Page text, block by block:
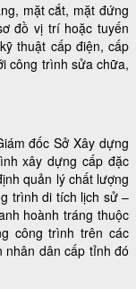
mặt cắt, mặt đứng
đồ vị trí hoặc tuyến
thuật cấp điện, cấp
công trình sửa chữa,
đốc Sở Xây dựng
xây dựng cấp đặc
quản lý chất lượng
trình di tích lịch sử –
hoành tráng thuộc
công trình trên các
nhân dân cấp tỉnh đó